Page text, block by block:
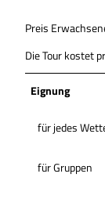
Preis
Die Tour kostet
Eignung
für jedes
für Gruppen